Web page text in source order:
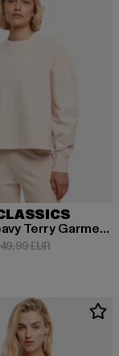
Ladies Heavy Terry Garment Dye Crewneck
26,99 EUR
49,99 EURAktionspreis: